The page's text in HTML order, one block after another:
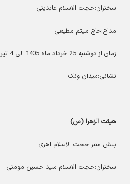
سخنران:حجت الاسلام عابدینی
مداح:حاج میثم مطیعی
زمان:از دوشنبه 25 خرداد ماه 1405 الی 4 تیرماه از ساعت 21
نشانی:میدان ونک
هیئت الزهرا (س)
پیش منبر:حجت الاسلام اهری
سخنران:حجت الاسلام سید حسین مومنی